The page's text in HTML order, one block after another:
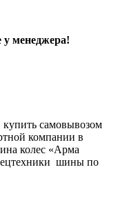
у менеджера!
самовывозом
компании в
колес «Арма
шины по